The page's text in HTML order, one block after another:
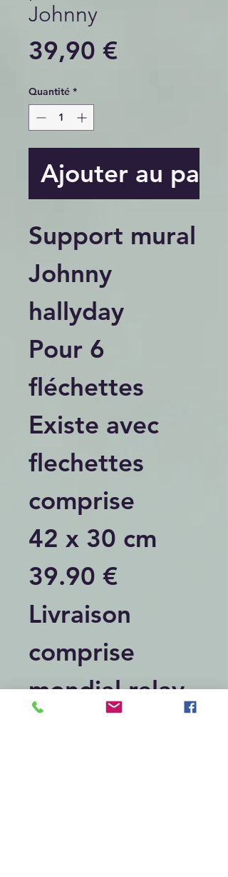
Johnny
39,90 €Prix
Quantité *
Ajouter au
Support mural
Johnny
hallyday
Pour 6
fléchettes
Existe avec
flechettes
comprise
42 x 30 cm
39.90 €
Livraison
comprise
mondial relay